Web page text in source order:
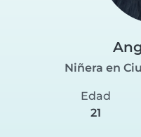
Niñera en
Edad
21